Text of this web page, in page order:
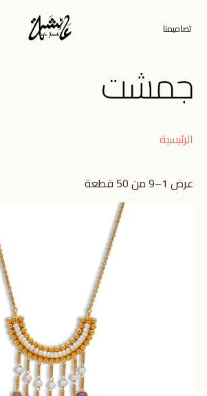
تصاميمنا
جمشت
الرئيسية
عرض 1–9 من 50 قطعة